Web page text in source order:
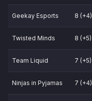
Geekay Esports 8 (+4)
Twisted Minds 8 (+5)
Team Liquid 7 (+5)
Ninjas in Pyjamas 7 (+4)